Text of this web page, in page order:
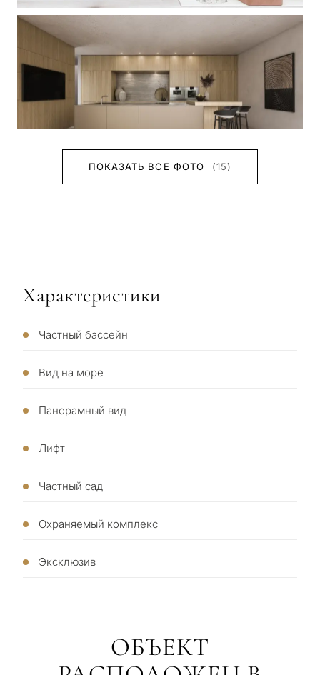
ПОКАЗАТЬ ВСЕ ФОТО (15)
Характеристики
Частный бассейн
Вид на море
Панорамный вид
Лифт
Частный сад
Охраняемый комплекс
Эксклюзив
ОБЪЕКТ
Персональная